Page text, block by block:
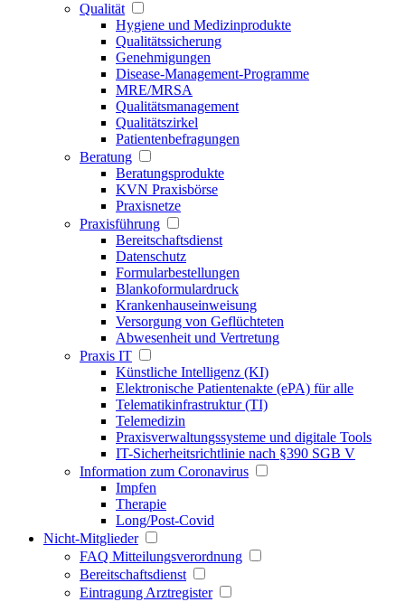
Qualität
Hygiene und Medizinprodukte
Qualitätssicherung
Genehmigungen
Disease-Management-Programme
MRE/MRSA
Qualitätsmanagement
Qualitätszirkel
Patientenbefragungen
Beratung
Beratungsprodukte
KVN Praxisbörse
Praxisnetze
Praxisführung
Bereitschaftsdienst
Datenschutz
Formularbestellungen
Blankoformulardruck
Krankenhauseinweisung
Versorgung von Geflüchteten
Abwesenheit und Vertretung
Praxis IT
Künstliche Intelligenz (KI)
Elektronische Patientenakte (ePA) für alle
Telematikinfrastruktur (TI)
Telemedizin
Praxisverwaltungssysteme und digitale Tools
IT-Sicherheitsrichtlinie nach §390 SGB V
Information zum Coronavirus
Impfen
Therapie
Long/Post-Covid
Nicht-Mitglieder
FAQ Mitteilungsverordnung
Bereitschaftsdienst
Eintragung Arztregister